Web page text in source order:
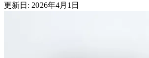
更新日: 2026年4月1日